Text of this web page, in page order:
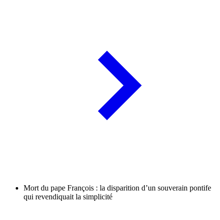
Mort du pape François : la disparition d’un souverain pontife
qui revendiquait la simplicité